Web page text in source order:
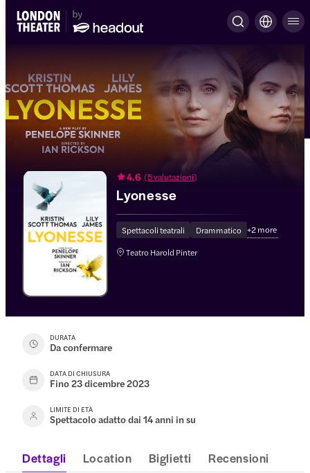
4.6 (5 valutazioni)
Lyonesse
Spettacoli teatrali Drammatico +2more
Teatro Harold Pinter
DURATA
Da confermare
DATA DI CHIUSURA
Fino 23 dicembre 2023
LIMITE DI ETÀ
Spettacolo adatto dai 14 anni in su
Dettagli Location Biglietti Recensioni